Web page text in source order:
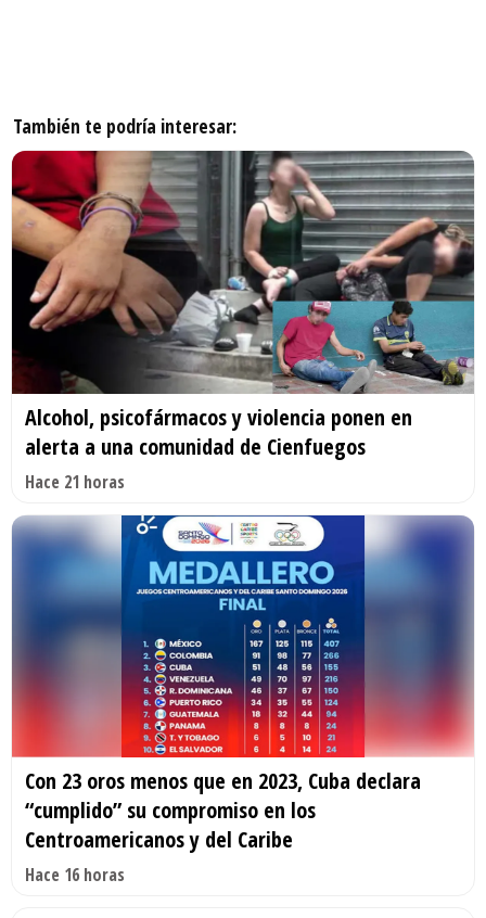
También te podría interesar:
Alcohol, psicofármacos y violencia ponen en
alerta a una comunidad de Cienfuegos
Hace 21 horas
Con 23 oros menos que en 2023, Cuba declara
“cumplido” su compromiso en los
Centroamericanos y del Caribe
Hace 16 horas